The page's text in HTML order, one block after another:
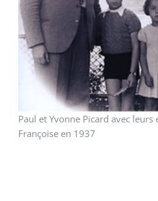
Paul et Yvonne Picard avec
Françoise en 1937